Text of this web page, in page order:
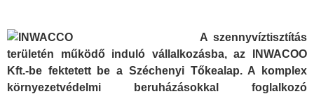
A szennyvíztisztítás
területén működő induló vállalkozásba, az INWACOO
Kft.-be fektetett be a Széchenyi Tőkealap. A komplex
környezetvédelmi beruházásokkal foglalkozó